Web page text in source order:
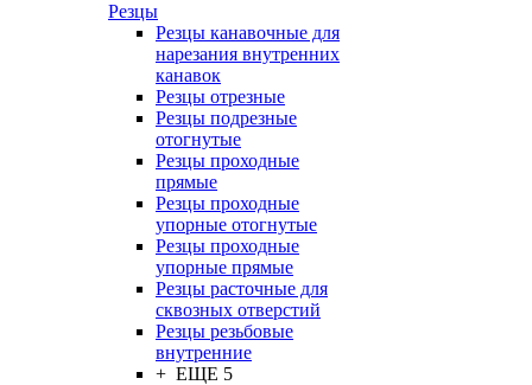
Резцы
Резцы канавочные для
нарезания внутренних
канавок
Резцы отрезные
Резцы подрезные
отогнутые
Резцы проходные
прямые
Резцы проходные
упорные отогнутые
Резцы проходные
упорные прямые
Резцы расточные для
сквозных отверстий
Резцы резьбовые
внутренние
+ ЕЩЕ 5